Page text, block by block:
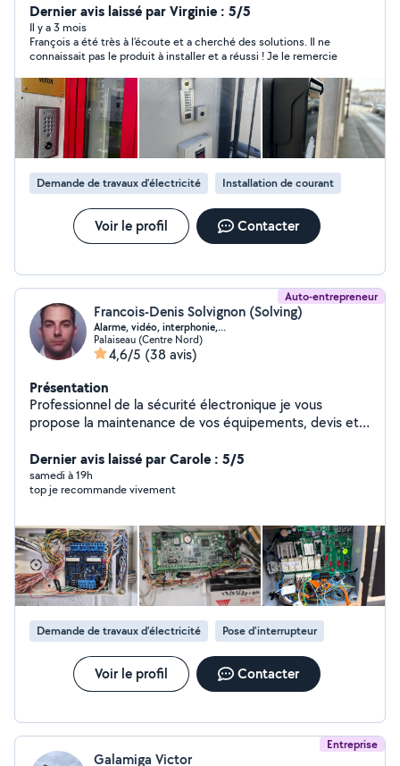
contrôle d'accès (portail, porte de hall , ouverture à
distance, programmation de badges ) ainsi que
technicien IRVE pour les installations de bornes
électrique
Dernier avis laissé par Virginie : 5/5
Il y a 3 mois
François a été très à l’écoute et a cherché des solutions. Il ne
connaissait pas le produit à installer et a réussi ! Je le remercie
Demande de travaux d’électricité Installation de courant
Voir le profil Contacter
Auto-entrepreneur
Francois-Denis Solvignon (Solving)
Alarme, vidéo, interphonie,...
Palaiseau (Centre Nord)
4,6/5 (38 avis)
Présentation
Professionnel de la sécurité électronique je vous
propose la maintenance de vos équipements, devis et
interphone et contrôle d'accès toute marque. Je
propose également la réalisation de plan de cuisines
jusqu'à leur installation complète.
Dernier avis laissé par Carole : 5/5
samedi à 19h
top je recommande vivement
Demande de travaux d’électricité Pose d'interrupteur
Voir le profil Contacter
Entreprise
Galamiga Victor